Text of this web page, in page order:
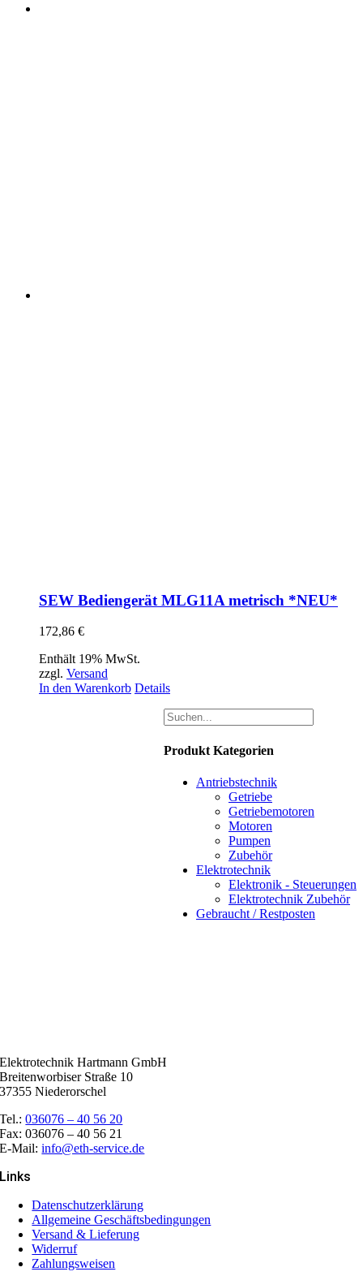
SEW Bediengerät MLG11A metrisch *NEU*
172,86 €
Enthält 19% MwSt.
zzgl. Versand
In den Warenkorb Details
Produkt Kategorien
Antriebstechnik
Getriebe
Getriebemotoren
Motoren
Pumpen
Zubehör
Elektrotechnik
Elektronik - Steuerungen
Elektrotechnik Zubehör
Gebraucht / Restposten
Elektrotechnik Hartmann GmbH
Breitenworbiser Straße 10
37355 Niederorschel
Tel.:036076 – 40 56 20
Fax: 036076 – 40 56 21
E-Mail:info@eth-service.de
Links
Datenschutzerklärung
Allgemeine Geschäftsbedingungen
Versand & Lieferung
Widerruf
Zahlungsweisen